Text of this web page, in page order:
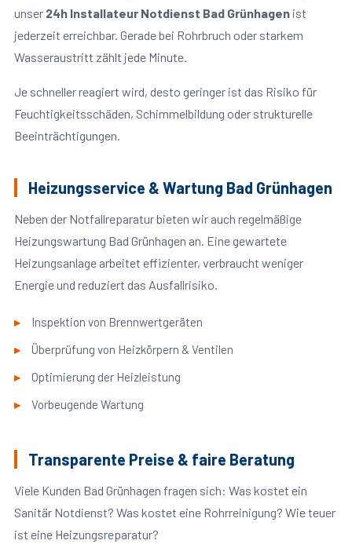
unser 24h Installateur Notdienst Bad Grünhagenist
jederzeit erreichbar. Gerade bei Rohrbruch oder starkem
Wasseraustritt zählt jede Minute.
Je schneller reagiert wird, desto geringer ist das Risiko für
Feuchtigkeitsschäden, Schimmelbildung oder strukturelle
Beeinträchtigungen.
Heizungsservice & Wartung Bad Grünhagen
Neben der Notfallreparatur bieten wir auch regelmäßige
Heizungswartung Bad Grünhagen an. Eine gewartete
Heizungsanlage arbeitet effizienter, verbraucht weniger
Energie und reduziert das Ausfallrisiko.
Inspektion von Brennwertgeräten
Überprüfung von Heizkörpern & Ventilen
Optimierung der Heizleistung
Vorbeugende Wartung
Transparente Preise & faire Beratung
Viele Kunden Bad Grünhagen fragen sich: Was kostet ein
Sanitär Notdienst? Was kostet eine Rohrreinigung? Wie teuer
ist eine Heizungsreparatur?